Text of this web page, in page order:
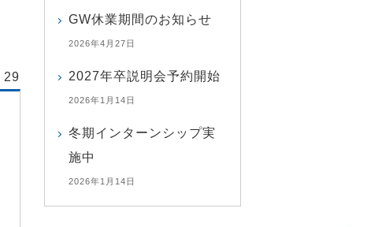
29
GW休業期間のお知らせ
2026年4月27日
2027年卒説明会予約開始
2026年1月14日
冬期インターンシップ実
施中
2026年1月14日